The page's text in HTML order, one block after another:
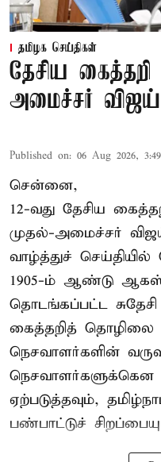
தமிழக செய்திகள்
தேசிய
அமைச்சர் விஜய்
Published on: 06 Aug 2026,
சென்னை,
12-வது தேசிய
முதல்-அமைச்சர்
வாழ்த்துச் செய்தியில்
1905-ம் ஆண்டு
தொடங்கப்பட்ட
கைத்தறித் தொழிலை
நெசவாளர்களின்
நெசவாளர்களுக்கென
ஏற்படுத்தவும்,
பண்பாட்டுச்